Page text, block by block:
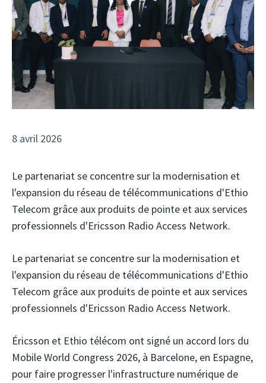
8 avril 2026
Le partenariat se concentre sur la modernisation et
l'expansion du réseau de télécommunications d'Ethio
Telecom grâce aux produits de pointe et aux services
professionnels d'Ericsson Radio Access Network.
Le partenariat se concentre sur la modernisation et
l'expansion du réseau de télécommunications d'Ethio
Telecom grâce aux produits de pointe et aux services
professionnels d'Ericsson Radio Access Network.
Éricsson et Ethio télécom ont signé un accord lors du
Mobile World Congress 2026, à Barcelone, en Espagne,
pour faire progresser l'infrastructure numérique de